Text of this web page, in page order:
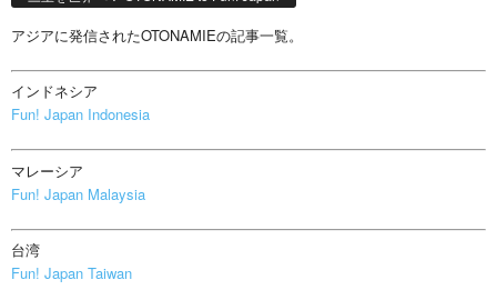
アジアに発信されたOTONAMIEの記事一覧。
インドネシア
Fun! Japan Indonesia
マレーシア
Fun! Japan Malaysia
台湾
Fun! Japan Taiwan